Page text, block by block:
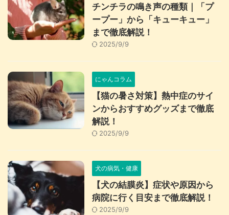
チンチラの鳴き声の種類｜「プ
ープー」から「キューキュー」
まで徹底解説！
2025/9/9
にゃんコラム
【猫の暑さ対策】熱中症のサイ
ンからおすすめグッズまで徹底
解説！
2025/9/9
犬の病気・健康
【犬の結膜炎】症状や原因から
病院に行く目安まで徹底解説！
2025/9/9